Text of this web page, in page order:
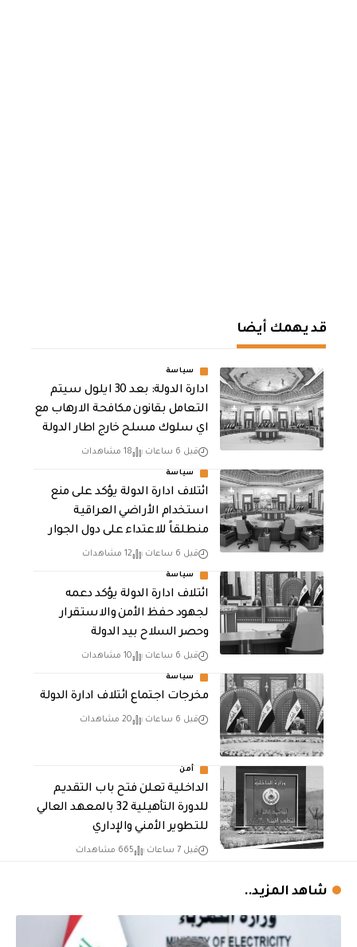
قد يهمك أيضا
سياسة
ادارة الدولة: بعد 30 ايلول سيتم
التعامل بقانون مكافحة الارهاب مع
اي سلوك مسلح خارج اطار الدولة
قبل 6 ساعات 18 مشاهدات
سياسة
ائتلاف ادارة الدولة يؤكد على منع
استخدام الأراضي العراقية
منطلقاً للاعتداء على دول الجوار
قبل 6 ساعات 12 مشاهدات
سياسة
ائتلاف ادارة الدولة يؤكد دعمه
لجهود حفظ الأمن والاستقرار
وحصر السلاح بيد الدولة
قبل 6 ساعات 10 مشاهدات
سياسة
مخرجات اجتماع ائتلاف ادارة الدولة
قبل 6 ساعات 20 مشاهدات
أمن
الداخلية تعلن فتح باب التقديم
للدورة التأهيلية 32 بالمعهد العالي
للتطوير الأمني والإداري
قبل 7 ساعات 665 مشاهدات
شاهد المزيد..